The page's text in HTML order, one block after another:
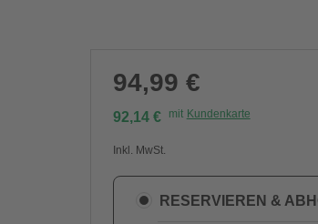
94,99 €
92,14 € mit Kundenkarte
Inkl. MwSt.
RESERVIEREN &